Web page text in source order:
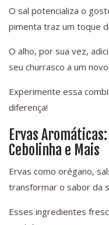
O sal potencializa o
pimenta traz um toque
O alho, por sua vez,
seu churrasco a um
Experimente essa
diferença!
Ervas
Cebolinha e Mais
Ervas como orégano,
transformar o sabor da
Esses ingredientes